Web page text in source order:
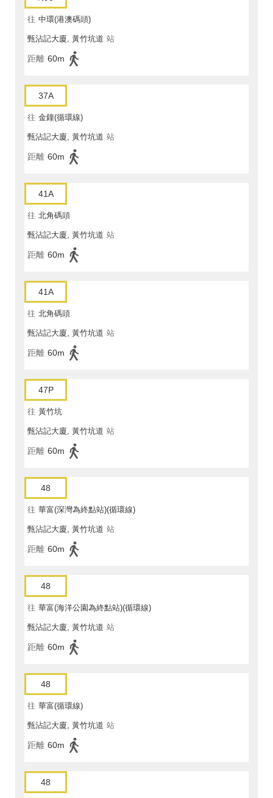
往 中環(港澳碼頭)
甄沾記大廈, 黃竹坑道 站
距離 60m
37A
往 金鐘(循環線)
甄沾記大廈, 黃竹坑道 站
距離 60m
41A
往 北角碼頭
甄沾記大廈, 黃竹坑道 站
距離 60m
41A
往 北角碼頭
甄沾記大廈, 黃竹坑道 站
距離 60m
47P
往 黃竹坑
甄沾記大廈, 黃竹坑道 站
距離 60m
48
往 華富(深灣為終點站)(循環線)
甄沾記大廈, 黃竹坑道 站
距離 60m
48
往 華富(海洋公園為終點站)(循環線)
甄沾記大廈, 黃竹坑道 站
距離 60m
48
往 華富(循環線)
甄沾記大廈, 黃竹坑道 站
距離 60m
48